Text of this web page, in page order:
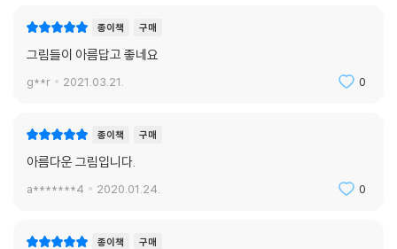
종이책 구매
그림들이 아름답고 좋네요
g**r 2021.03.21. 0
종이책 구매
아름다운 그림입니다.
a*******4 2020.01.24. 0
종이책 구매